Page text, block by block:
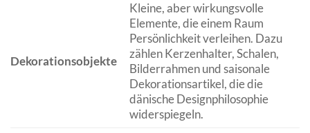
Dekorationsobjekte
Kleine, aber wirkungsvolle
Elemente, die einem Raum
Persönlichkeit verleihen. Dazu
zählen Kerzenhalter, Schalen,
Bilderrahmen und saisonale
Dekorationsartikel, die die
dänische Designphilosophie
widerspiegeln.